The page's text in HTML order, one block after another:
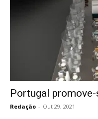
Portugal
Redação - Out 29, 2021